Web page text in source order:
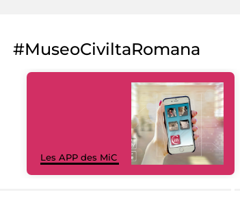
#MuseoCiviltaRomana
Les APP des MiC